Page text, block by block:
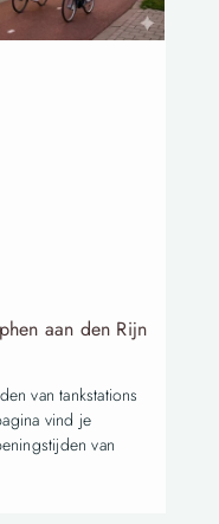
aan den Rijn
van tankstations
vind je
van